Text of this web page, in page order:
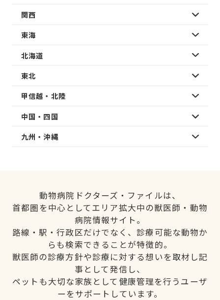
関西
東海
北海道
東北
甲信越・北陸
中国・四国
九州・沖縄
動物病院ドクターズ・ファイルは、
首都圏を中心としてエリア拡大中の獣医師・動物
病院情報サイト。
路線・駅・行政区だけでなく、診療可能な動物か
らも検索できることが特徴的。
獣医師の診療方針や診療に対する想いを取材し記
事として発信し、
ペットも大切な家族として健康管理を行うユーザ
ーをサポートしています。